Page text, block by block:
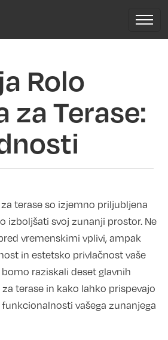
Rolo
za Terase:
terase so izjemno priljubljena
izboljšati svoj zunanji prostor. Ne
vremenskimi vplivi, ampak
in estetsko privlačnost vaše
raziskali deset glavnih
terase in kako lahko prispevajo
vašega zunanjega